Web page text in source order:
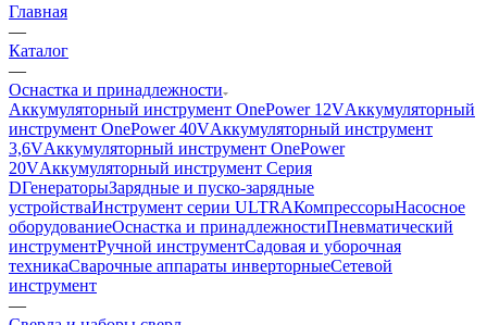
Главная
—
Каталог
—
Оснастка и принадлежности
Аккумуляторный инструмент OnePower 12VАккумуляторный
инструмент OnePower 40VАккумуляторный инструмент
3,6VАккумуляторный инструмент OnePower
20VАккумуляторный инструмент Серия
DГенераторыЗарядные и пуско-зарядные
устройстваИнструмент серии ULTRAКомпрессорыНасосное
оборудованиеОснастка и принадлежностиПневматический
инструментРучной инструментСадовая и уборочная
техникаСварочные аппараты инверторныеСетевой
инструмент
—